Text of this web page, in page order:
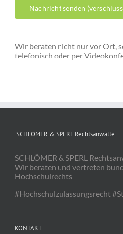
Wir beraten nicht nur vor Ort,
telefonisch oder per
SCHLÖMER & SPERL Rechtsanwälte
SCHLÖMER & SPERL
Wir beraten und vertreten
Hochschulrechts
#Hochschulzulassungsrecht
KONTAKT